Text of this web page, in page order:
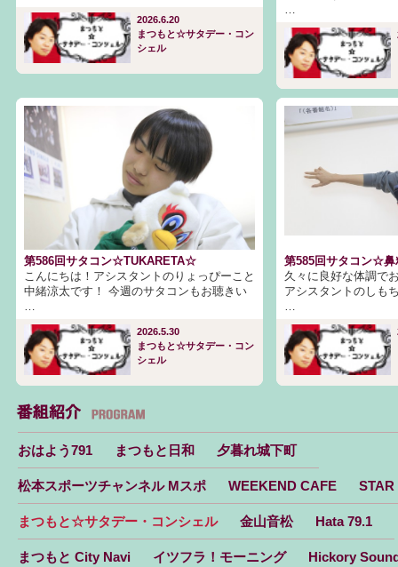
2026.6.20
まつもと☆サタデー・コン
シェル
…
第586回サタコン☆TUKARETA☆
こんにちは！アシスタントのりょっぴーこと
中緒涼太です！ 今週のサタコンもお聴きい
…
2026.5.30
まつもと☆サタデー・コン
シェル
第585回サタコン☆鼻
久々に良好な体調で
アシスタントのしも
…
おはよう791 まつもと日和 夕暮れ城下町
松本スポーツチャンネル Mスポ WEEKEND CAFE STAR
まつもと☆サタデー・コンシェル 金山音松 Hata 79.1
まつもと City Navi イツフラ！モーニング Hickory